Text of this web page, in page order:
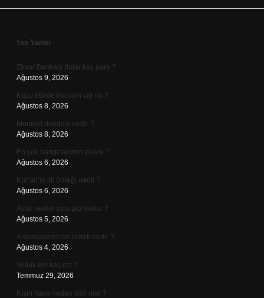
Sidebar
Son Yazılar
Ziraat Bankası dolar kaç para ?
Ağustos 9, 2026
Kuzu etinde hormon var mı ?
Ağustos 8, 2026
Moment dengesi nedir ?
Ağustos 8, 2026
En çok hangi takımın puanı ?
Ağustos 6, 2026
Kur’an’ın ilk örneği nedir ?
Ağustos 6, 2026
Ayak neden cips gibi kokar ?
Ağustos 5, 2026
Amensalizme bir örnek nedir ?
Ağustos 4, 2026
Yolluk eni kaç cm ?
Temmuz 29, 2026
Kışın hava neden sisli olur ?